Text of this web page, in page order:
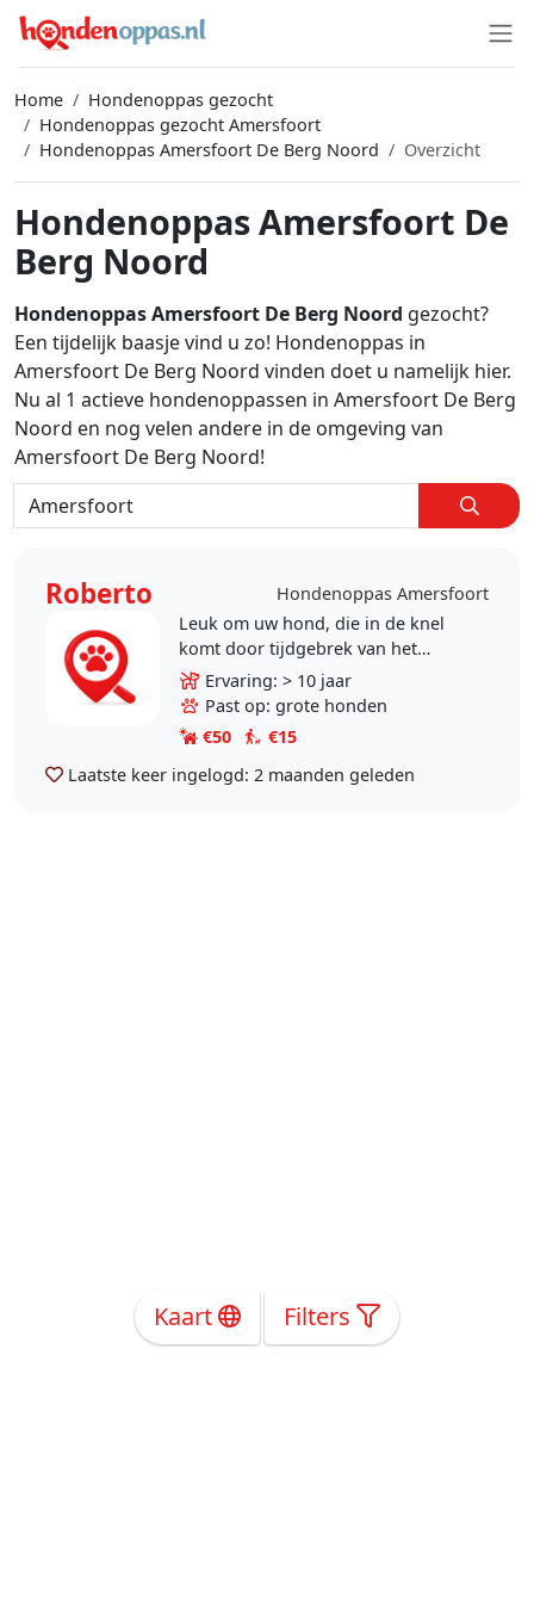
Home
Hondenoppas gezocht
Hondenoppas gezocht Amersfoort
Hondenoppas Amersfoort De Berg Noord
Overzicht
Hondenoppas Amersfoort De
Berg Noord
Hondenoppas Amersfoort De Berg Noord gezocht?
Een tijdelijk baasje vind u zo! Hondenoppas in
Amersfoort De Berg Noord vinden doet u namelijk hier.
Nu al 1 actieve hondenoppassen in Amersfoort De Berg
Noord en nog velen andere in de omgeving van
Amersfoort De Berg Noord!
Roberto
Hondenoppas Amersfoort
Leuk om uw hond, die in de knel
komt door tijdgebrek van het
baasje, te helpen met uitlaten of
even ter plaatse er op te passen. Ik
laat de hond op..
Ervaring: > 10 jaar
Past op: grote honden
€50
€15
Laatste keer ingelogd: 2 maanden geleden
Kaart Filters